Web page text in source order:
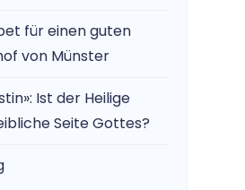
für einen guten
von Münster
Ist der Heilige
Seite Gottes?